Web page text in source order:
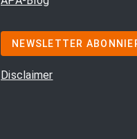
NEWSLETTER
Disclaimer